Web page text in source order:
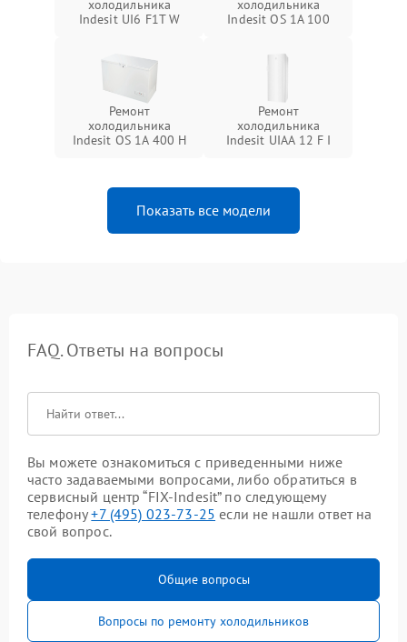
холодильника
Indesit UI6 F1T W
холодильника
Indesit OS 1A 100
Ремонт
холодильника
Indesit OS 1A 400 H
Ремонт
холодильника
Indesit UIAA 12 F I
Показать все модели
FAQ. Ответы на вопросы
Вы можете ознакомиться с приведенными ниже
часто задаваемыми вопросами, либо обратиться в
сервисный центр “FIX-Indesit” по следующему
телефону+7 (495) 023-73-25 если не нашли ответ на
свой вопрос.
Общие вопросы
Вопросы по ремонту холодильников